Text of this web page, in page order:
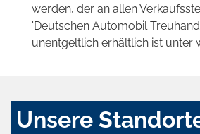
werden, der an allen
'Deutschen Automobil
unentgeltlich erhältlich ist unter
Unsere